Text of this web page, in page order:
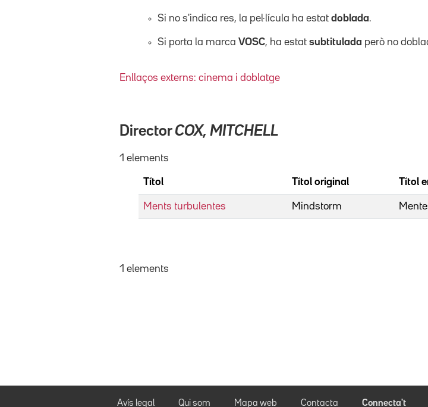
Si no s'indica res, la pel·lícula ha estat doblada.
Si porta la marca VOSC, ha estat subtitulada però no
Enllaços externs: cinema i doblatge
Director COX, MITCHELL
1 elements
Títol Títol original Títol
Ments turbulentes Mindstorm
1 elements
Avís legal Qui som Mapa web Contacta Connecta't